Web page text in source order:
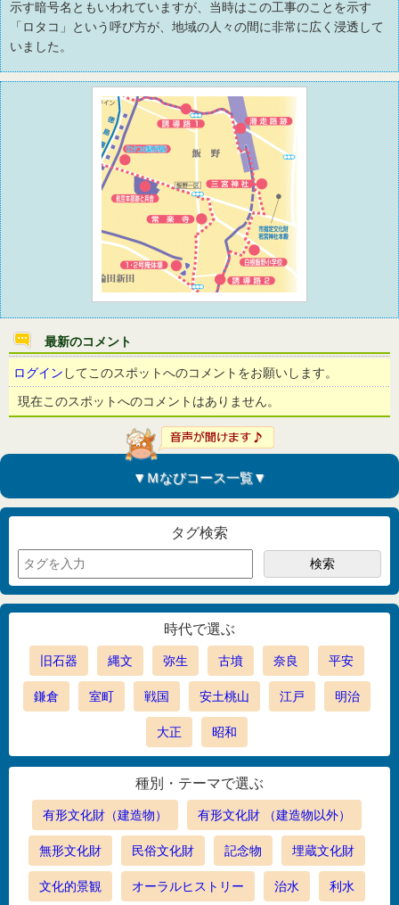
示す暗号名ともいわれていますが、当時はこの工事のことを示す
「ロタコ」という呼び方が、地域の人々の間に非常に広く浸透して
いました。
最新のコメント
ログイン してこのスポットへのコメントをお願いします。
現在このスポットへのコメントはありません。
▼Ｍなびコース一覧▼
タグ検索
時代で選ぶ
旧石器 縄文 弥生 古墳 奈良 平安
鎌倉 室町 戦国 安土桃山 江戸 明治
大正 昭和
種別・テーマで選ぶ
有形文化財（建造物） 有形文化財 （建造物以外）
無形文化財 民俗文化財 記念物 埋蔵文化財
文化的景観 オーラルヒストリー 治水 利水